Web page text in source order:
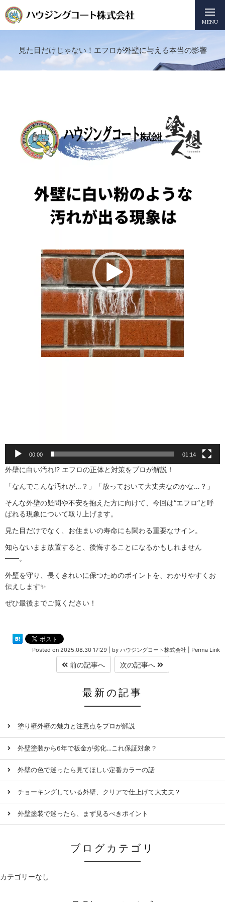
MENU
見た目だけじゃない！エフロが外壁に与える本当の影響
00:00 01:14
外壁に白い汚れ!? エフロの正体と対策をプロが解説！
「なんでこんな汚れが…？」「放っておいて大丈夫なのかな…？」
そんな外壁の疑問や不安を抱えた方に向けて、今回は“エフロ”と呼
ばれる現象について取り上げます。
見た目だけでなく、お住まいの寿命にも関わる重要なサイン。
知らないまま放置すると、後悔することになるかもしれません
――。
外壁を守り、長くきれいに保つためのポイントを、わかりやすくお
伝えします✨
ぜひ最後までご覧ください！
Posted on 2025.08.30 17:29 by ハウジングコート株式会社 Perma Link
前の記事へ 次の記事へ
最新の記事
塗り壁外壁の魅力と注意点をプロが解説
外壁塗装から6年で板金が劣化…これ保証対象？
外壁の色で迷ったら見てほしい定番カラーの話
チョーキングしている外壁、クリアで仕上げて大丈夫？
外壁塗装で迷ったら、まず見るべきポイント
ブログカテゴリ
カテゴリーなし